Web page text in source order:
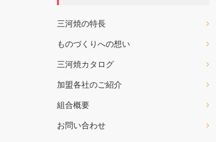
三河焼の特長
ものづくりへの想い
三河焼カタログ
加盟各社のご紹介
組合概要
お問い合わせ